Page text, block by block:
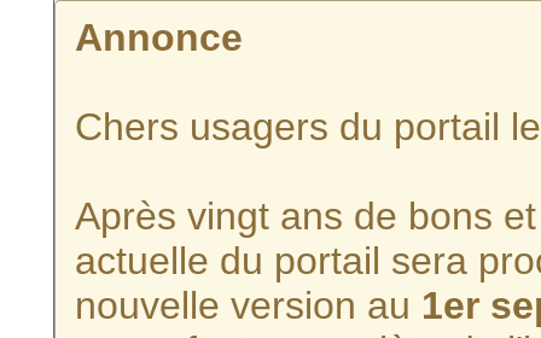
Annonce
Chers usagers du portail
Après vingt ans de bons
actuelle du portail sera
nouvelle version au 1er